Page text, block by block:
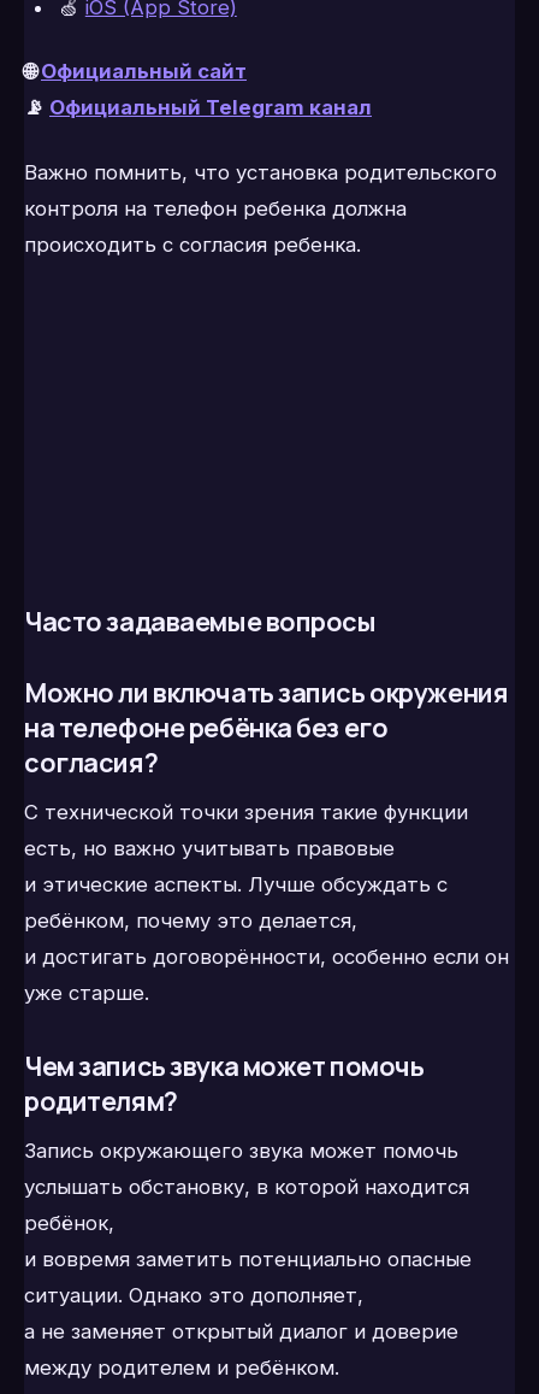
🍏 iOS (App Store)
🌐Официальный сайт
📡 Официальный Telegram канал
Важно помнить, что установка родительского
контроля на телефон ребенка должна
происходить с согласия ребенка.
Часто задаваемые вопросы
Можно ли включать запись окружения
на телефоне ребёнка без его
согласия?
С технической точки зрения такие функции
есть, но важно учитывать правовые
и этические аспекты. Лучше обсуждать с
ребёнком, почему это делается,
и достигать договорённости, особенно если он
уже старше.
Чем запись звука может помочь
родителям?
Запись окружающего звука может помочь
услышать обстановку, в которой находится
ребёнок,
и вовремя заметить потенциально опасные
ситуации. Однако это дополняет,
а не заменяет открытый диалог и доверие
между родителем и ребёнком.